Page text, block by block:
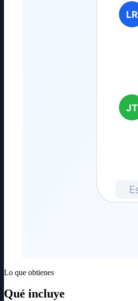
Lo que obtienes
Qué incluye